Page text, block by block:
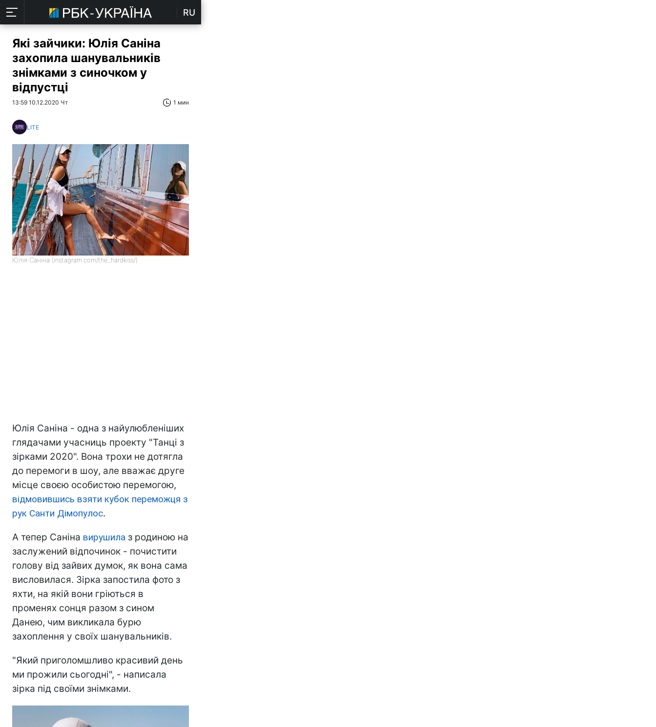
RU
Які зайчики: Юлія Саніна
захопила шанувальників
знімками з синочком у
відпустці
13:59 10.12.2020 Чт 1 мин
LITE
Юлія Саніна (instagram.com/the_hardkiss/)
Юлія Саніна - одна з найулюбленіших
глядачами учасниць проекту "Танці з
зірками 2020". Вона трохи не дотягла
до перемоги в шоу, але вважає друге
місце своєю особистою перемогою,
відмовившись взяти кубок переможця з
рук Санти Дімопулос.
А тепер Саніна вирушила з родиною на
заслужений відпочинок - почистити
голову від зайвих думок, як вона сама
висловилася. Зірка запостила фото з
яхти, на якій вони гріються в
променях сонця разом з сином
Данею, чим викликала бурю
захоплення у своїх шанувальників.
"Який приголомшливо красивий день
ми прожили сьогодні", - написала
зірка під своїми знімками.